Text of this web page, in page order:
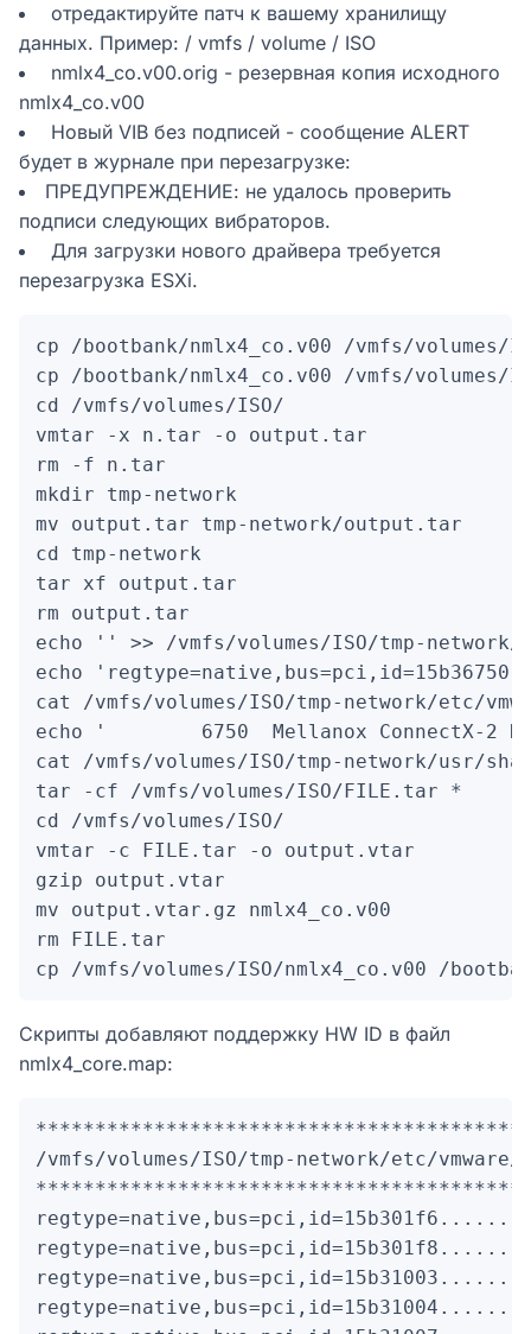
отредактируйте патч к вашему хранилищу
данных. Пример: / vmfs / volume / ISO
nmlx4_co.v00.orig - резервная копия исходного
nmlx4_co.v00
Новый VIB без подписей - сообщение ALERT
будет в журнале при перезагрузке:
ПРЕДУПРЕЖДЕНИЕ: не удалось проверить
подписи следующих вибраторов.
Для загрузки нового драйвера требуется
перезагрузка ESXi.
cp /bootbank/nmlx4_co.v00 /vmfs/volumes/
cp /bootbank/nmlx4_co.v00 /vmfs/volumes/
cd /vmfs/volumes/ISO/
vmtar -x n.tar -o output.tar
rm -f n.tar
mkdir tmp-network
mv output.tar tmp-network/output.tar
cd tmp-network
tar xf output.tar
rm output.tar
echo '' >> /vmfs/volumes/ISO/tmp-network/
echo
cat /vmfs/volumes/ISO/tmp-network/etc/
echo '        6750  Mellanox ConnectX-2
cat /vmfs/volumes/ISO/tmp-network/usr/
tar -cf /vmfs/volumes/ISO/FILE.tar *
cd /vmfs/volumes/ISO/
vmtar -c FILE.tar -o output.vtar
gzip output.vtar
mv output.vtar.gz nmlx4_co.v00
rm FILE.tar
cp /vmfs/volumes/ISO/nmlx4_co.v00 /
Скрипты добавляют поддержку HW ID в файл
nmlx4_core.map:
/vmfs/volumes/ISO/tmp-network/etc/